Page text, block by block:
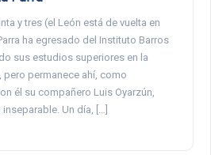
y tres (el León está de vuelta en
ha egresado del Instituto Barros
sus estudios superiores en la
pero permanece ahí, como
él su compañero Luis Oyarzún,
Un día, […]